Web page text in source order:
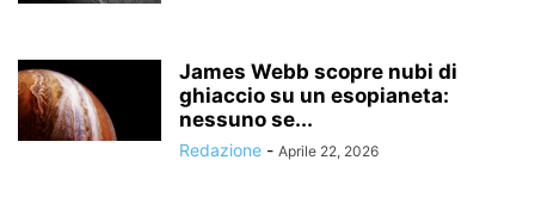
James Webb scopre nubi di
ghiaccio su un esopianeta:
nessuno se...
Redazione - Aprile 22, 2026